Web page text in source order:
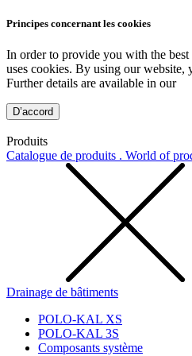
Principes concernant les cookies
In order to provide you with the
uses cookies. By using our website,
Further details are available in our
D’accord
Produits
Catalogue de produits . World of
Drainage de bâtiments
POLO-KAL XS
POLO-KAL 3S
Composants système